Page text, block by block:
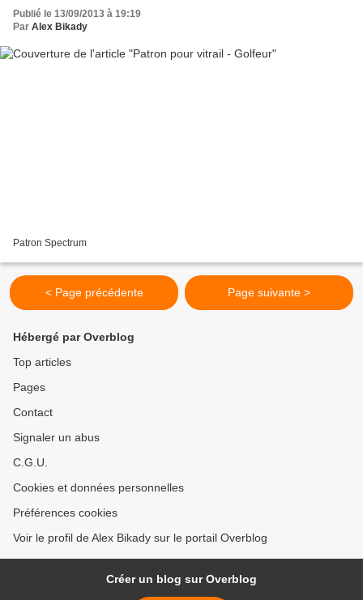
Publié le 13/09/2013 à 19:19
Par Alex Bikady
Patron Spectrum
< Page précédente Page suivante >
Hébergé par Overblog
Top articles
Pages
Contact
Signaler un abus
C.G.U.
Cookies et données personnelles
Préférences cookies
Voir le profil de Alex Bikady sur le portail Overblog
Créer un blog sur Overblog